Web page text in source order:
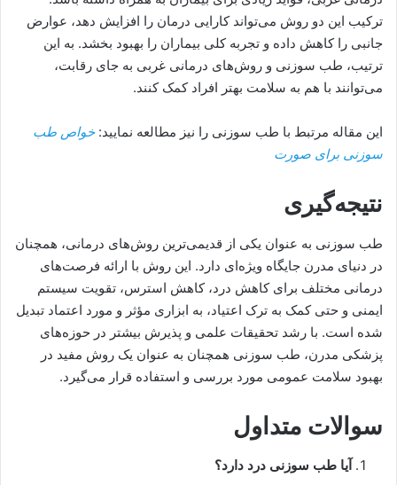
ترکیب این دو روش می‌تواند کارایی درمان را افزایش دهد، عوارض
جانبی را کاهش داده و تجربه کلی بیماران را بهبود بخشد. به این
ترتیب، طب سوزنی و روش‌های درمانی غربی به جای رقابت،
می‌توانند با هم به سلامت بهتر افراد کمک کنند.
این مقاله مرتبط با طب سوزنی را نیز مطالعه نمایید:خواص طب
سوزنی برای صورت
نتیجه‌گیری
طب سوزنی به عنوان یکی از قدیمی‌ترین روش‌های درمانی، همچنان
در دنیای مدرن جایگاه ویژه‌ای دارد. این روش با ارائه فرصت‌های
درمانی مختلف برای کاهش درد، کاهش استرس، تقویت سیستم
ایمنی و حتی کمک به ترک اعتیاد، به ابزاری مؤثر و مورد اعتماد تبدیل
شده است. با رشد تحقیقات علمی و پذیرش بیشتر در حوزه‌های
پزشکی مدرن، طب سوزنی همچنان به عنوان یک روش مفید در
بهبود سلامت عمومی مورد بررسی و استفاده قرار می‌گیرد.
سوالات متداول
آیا طب سوزنی درد دارد؟